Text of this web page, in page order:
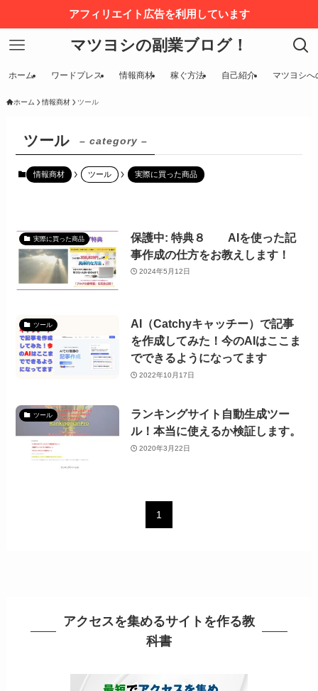
アフィリエイト広告を利用しています
マツヨシの副業ブログ！
ホーム ワードプレス 情報商材 稼ぐ方法 自己紹介 マツヨシへ
ホーム 情報商材 ツール
ツール – category –
情報商材 ツール 実際に買った商品
実際に買った商品
保護中: 特典８ AIを使った記
事作成の仕方をお教えします！
2024年5月12日
ツール
AI（Catchyキャッチー）で記事
を作成してみた！今のAIはここま
でできるようになってます
2022年10月17日
ツール
ランキングサイト自動生成ツー
ル！本当に使えるか検証します。
2020年3月22日
1
アクセスを集めるサイトを作る教
科書